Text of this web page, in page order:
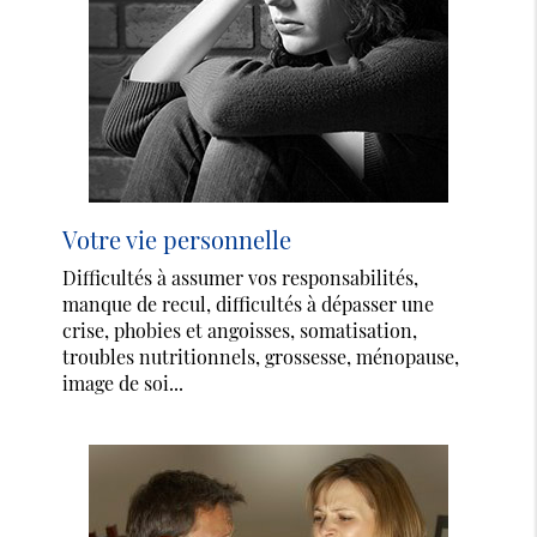
Votre vie personnelle
Difficultés à assumer vos responsabilités,
manque de recul, difficultés à dépasser une
crise, phobies et angoisses, somatisation,
troubles nutritionnels, grossesse, ménopause,
image de soi...